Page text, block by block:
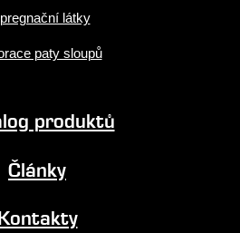
látky
paty sloupů
produktů
Články